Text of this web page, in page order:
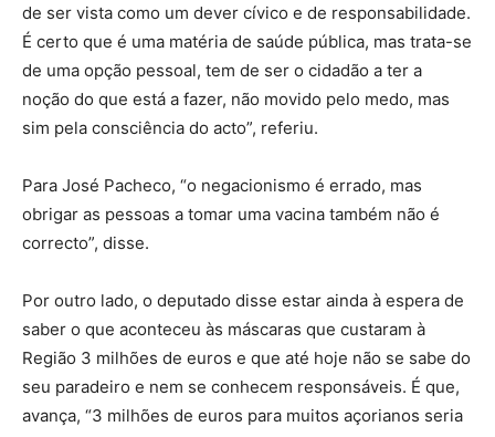
de ser vista como um dever cívico e de responsabilidade.
É certo que é uma matéria de saúde pública, mas trata-se
de uma opção pessoal, tem de ser o cidadão a ter a
noção do que está a fazer, não movido pelo medo, mas
sim pela consciência do acto”, referiu.
Para José Pacheco, “o negacionismo é errado, mas
obrigar as pessoas a tomar uma vacina também não é
correcto”, disse.
Por outro lado, o deputado disse estar ainda à espera de
saber o que aconteceu às máscaras que custaram à
Região 3 milhões de euros e que até hoje não se sabe do
seu paradeiro e nem se conhecem responsáveis. É que,
avança, “3 milhões de euros para muitos açorianos seria